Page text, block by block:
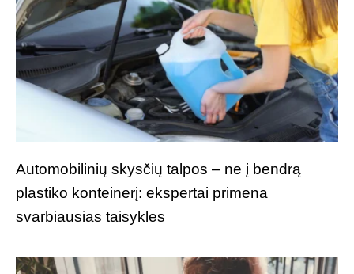
Automobilinių skysčių talpos – ne į bendrą
plastiko konteinerį: ekspertai primena
svarbiausias taisykles